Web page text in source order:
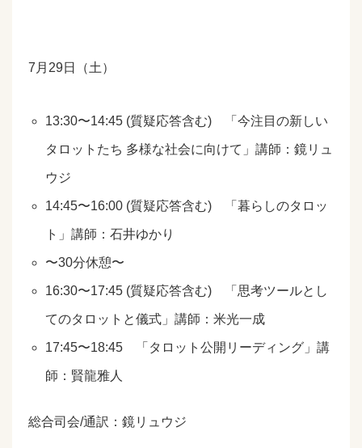
7月29日（土）
13:30〜14:45 (質疑応答含む) 「今注目の新しい
タロットたち 多様な社会に向けて」講師：鏡リュ
ウジ
14:45〜16:00 (質疑応答含む) 「暮らしのタロッ
ト」講師：石井ゆかり
〜30分休憩〜
16:30〜17:45 (質疑応答含む) 「思考ツールとし
てのタロットと儀式」講師：米光一成
17:45〜18:45 「タロット公開リーディング」講
師：賢龍雅人
総合司会/通訳：鏡リュウジ